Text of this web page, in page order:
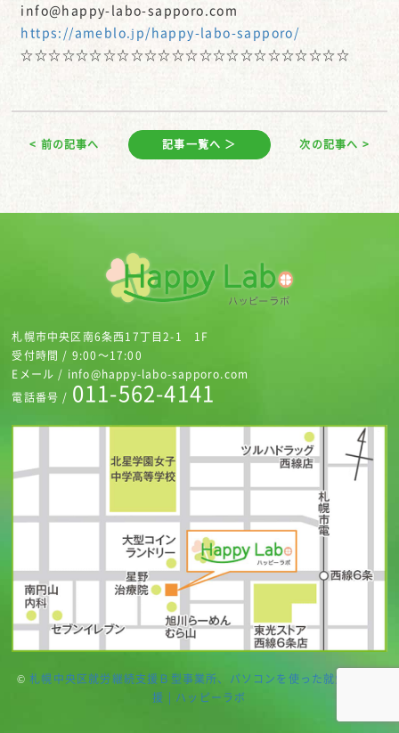
info@happy-labo-sapporo.com
https://ameblo.jp/happy-labo-sapporo/
☆☆☆☆☆☆☆☆☆☆☆☆☆☆☆☆☆☆☆☆☆☆☆☆
< 前の記事へ 記事一覧へ ＞ 次の記事へ >
札幌市中央区南6条西17丁目2-1 1F
受付時間 / 9:00～17:00
Eメール / info@happy-labo-sapporo.com
電話番号 / 011-562-4141
©札幌中央区就労継続支援Ｂ型事業所、パソコンを使った就労継続支
援 | ハッピーラボ